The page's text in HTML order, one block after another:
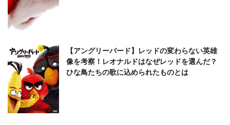
【アングリーバード】レッドの変わらない英雄
像を考察！レオナルドはなぜレッドを選んだ？
ひな鳥たちの歌に込められたものとは